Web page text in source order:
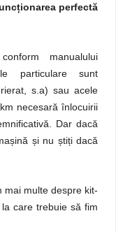
perfectă
manualului
particulare sunt
s.a) sau acele
necesară înlocuirii
Dar dacă
și nu știți dacă
mai multe despre kit-
care trebuie să fim